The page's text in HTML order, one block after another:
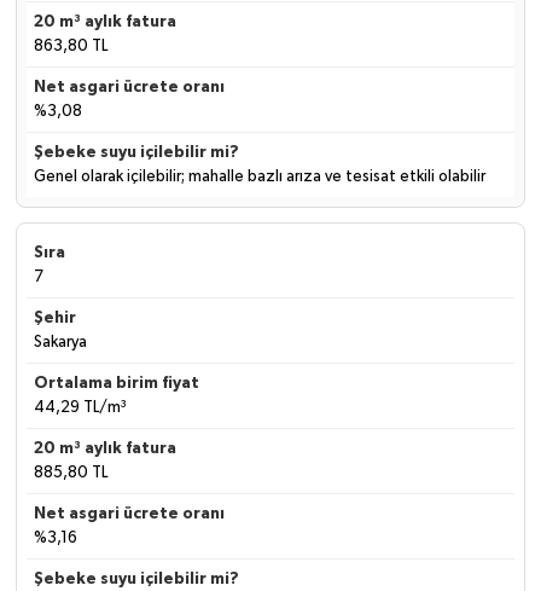
863,80 TL
%3,08
Genel olarak içilebilir; mahalle bazlı arıza ve tesisat etkili olabilir
7
Sakarya
44,29 TL/m³
885,80 TL
%3,16